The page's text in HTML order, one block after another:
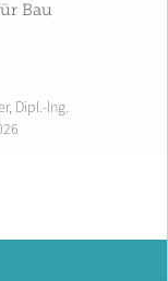
Bau
, Dipl.-Ing.